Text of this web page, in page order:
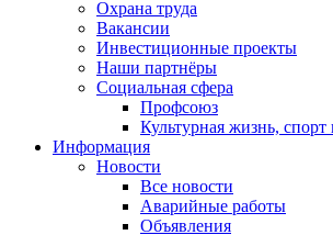
Охрана труда
Вакансии
Инвестиционные проекты
Наши партнёры
Социальная сфера
Профсоюз
Культурная жизнь,
Информация
Новости
Все новости
Аварийные работы
Объявления